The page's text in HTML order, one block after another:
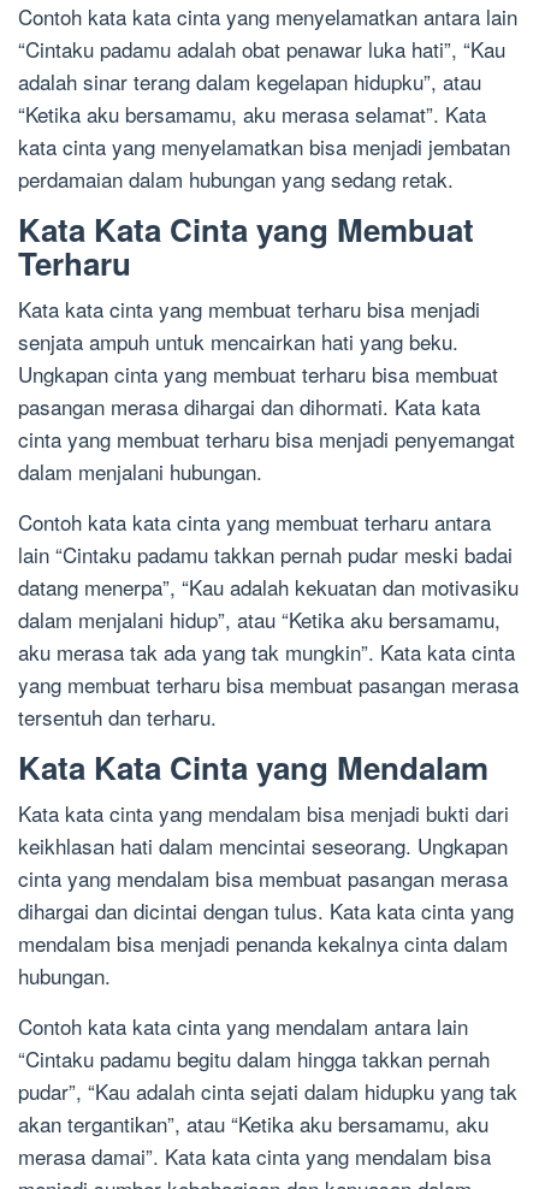
Contoh kata kata cinta yang menyelamatkan antara lain
“Cintaku padamu adalah obat penawar luka hati”, “Kau
adalah sinar terang dalam kegelapan hidupku”, atau
“Ketika aku bersamamu, aku merasa selamat”. Kata
kata cinta yang menyelamatkan bisa menjadi jembatan
perdamaian dalam hubungan yang sedang retak.
Kata Kata Cinta yang Membuat
Terharu
Kata kata cinta yang membuat terharu bisa menjadi
senjata ampuh untuk mencairkan hati yang beku.
Ungkapan cinta yang membuat terharu bisa membuat
pasangan merasa dihargai dan dihormati. Kata kata
cinta yang membuat terharu bisa menjadi penyemangat
dalam menjalani hubungan.
Contoh kata kata cinta yang membuat terharu antara
lain “Cintaku padamu takkan pernah pudar meski badai
datang menerpa”, “Kau adalah kekuatan dan motivasiku
dalam menjalani hidup”, atau “Ketika aku bersamamu,
aku merasa tak ada yang tak mungkin”. Kata kata cinta
yang membuat terharu bisa membuat pasangan merasa
tersentuh dan terharu.
Kata Kata Cinta yang Mendalam
Kata kata cinta yang mendalam bisa menjadi bukti dari
keikhlasan hati dalam mencintai seseorang. Ungkapan
cinta yang mendalam bisa membuat pasangan merasa
dihargai dan dicintai dengan tulus. Kata kata cinta yang
mendalam bisa menjadi penanda kekalnya cinta dalam
hubungan.
Contoh kata kata cinta yang mendalam antara lain
“Cintaku padamu begitu dalam hingga takkan pernah
pudar”, “Kau adalah cinta sejati dalam hidupku yang tak
akan tergantikan”, atau “Ketika aku bersamamu, aku
merasa damai”. Kata kata cinta yang mendalam bisa